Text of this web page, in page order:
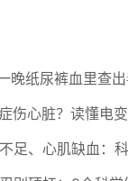
伤心脏？读懂电